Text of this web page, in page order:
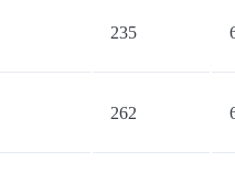
235
262